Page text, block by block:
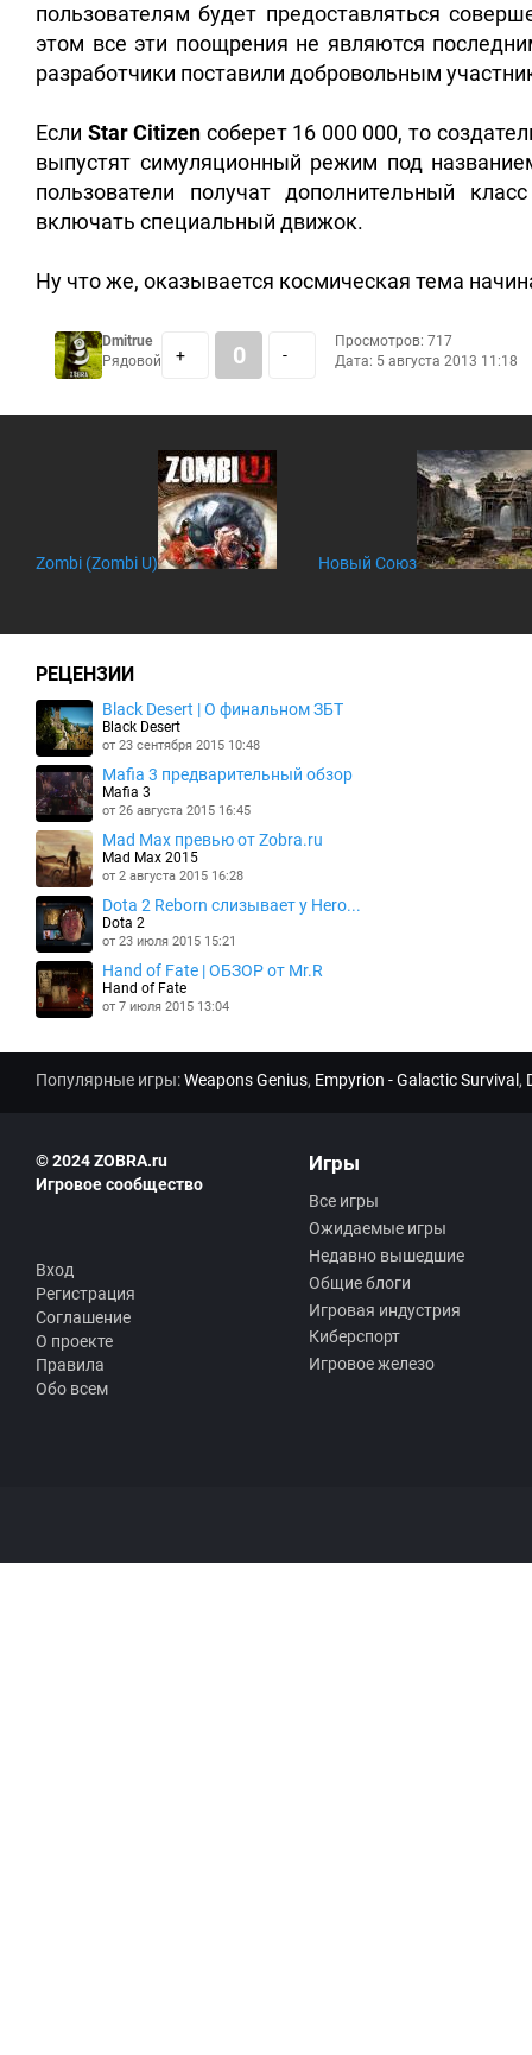
пользователям будет предоставляться
этом все эти поощрения не являются
разработчики поставили добровольным
Если Star Citizen соберет 16 000 000, то
выпустят симуляционный режим под
пользователи получат дополнительный
включать специальный движок.
Ну что же, оказывается космическая тема
Dmitrue
Рядовой
+ 0 -
Просмотров: 717
Дата: 5 августа 2013 11:18
Zombi (Zombi U) Новый Союз
РЕЦЕНЗИИ
Black Desert | О финальном ЗБТ
Black Desert
от 23 сентября 2015 10:48
Mafia 3 предварительный обзор
Mafia 3
от 26 августа 2015 16:45
Mad Max превью от Zobra.ru
Mad Max 2015
от 2 августа 2015 16:28
Dota 2 Reborn слизывает у Hero...
Dota 2
от 23 июля 2015 15:21
Hand of Fate | ОБЗОР от Mr.R
Hand of Fate
от 7 июля 2015 13:04
Популярные игры:Weapons Genius, Empyrion - Galactic Survival ,
© 2024 ZOBRA.ru
Игровое сообщество
Вход
Регистрация
Соглашение
О проекте
Правила
Обо всем
Игры
Все игры
Ожидаемые игры
Недавно вышедшие
Общие блоги
Игровая индустрия
Киберспорт
Игровое железо